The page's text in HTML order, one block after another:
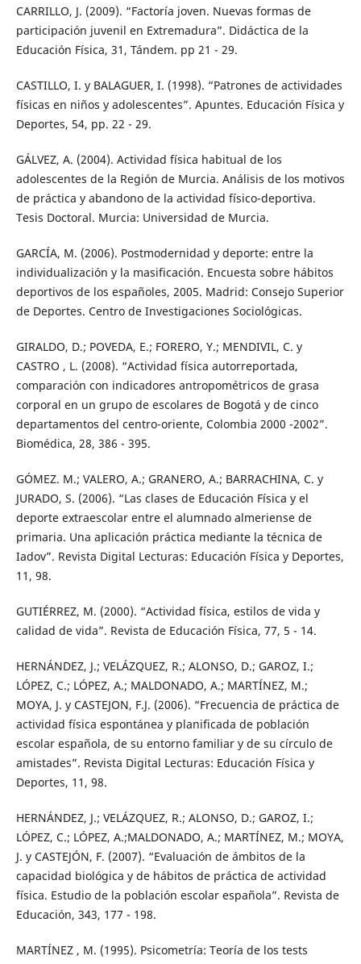
CARRILLO, J. (2009). “Factoría joven. Nuevas formas de
participación juvenil en Extremadura”. Didáctica de la
Educación Física, 31, Tándem. pp 21 - 29.
CASTILLO, I. y BALAGUER, I. (1998). “Patrones de actividades
físicas en niños y adolescentes”. Apuntes. Educación Física y
Deportes, 54, pp. 22 - 29.
GÁLVEZ, A. (2004). Actividad física habitual de los
adolescentes de la Región de Murcia. Análisis de los motivos
de práctica y abandono de la actividad físico-deportiva.
Tesis Doctoral. Murcia: Universidad de Murcia.
GARCÍA, M. (2006). Postmodernidad y deporte: entre la
individualización y la masificación. Encuesta sobre hábitos
deportivos de los españoles, 2005. Madrid: Consejo Superior
de Deportes. Centro de Investigaciones Sociológicas.
GIRALDO, D.; POVEDA, E.; FORERO, Y.; MENDIVIL, C. y
CASTRO , L. (2008). “Actividad física autorreportada,
comparación con indicadores antropométricos de grasa
corporal en un grupo de escolares de Bogotá y de cinco
departamentos del centro-oriente, Colombia 2000 -2002”.
Biomédica, 28, 386 - 395.
GÓMEZ. M.; VALERO, A.; GRANERO, A.; BARRACHINA, C. y
JURADO, S. (2006). “Las clases de Educación Física y el
deporte extraescolar entre el alumnado almeriense de
primaria. Una aplicación práctica mediante la técnica de
Iadov”. Revista Digital Lecturas: Educación Física y Deportes,
11, 98.
GUTIÉRREZ, M. (2000). “Actividad física, estilos de vida y
calidad de vida”. Revista de Educación Física, 77, 5 - 14.
HERNÁNDEZ, J.; VELÁZQUEZ, R.; ALONSO, D.; GAROZ, I.;
LÓPEZ, C.; LÓPEZ, A.; MALDONADO, A.; MARTÍNEZ, M.;
MOYA, J. y CASTEJON, F.J. (2006). “Frecuencia de práctica de
actividad física espontánea y planificada de población
escolar española, de su entorno familiar y de su círculo de
amistades”. Revista Digital Lecturas: Educación Física y
Deportes, 11, 98.
HERNÁNDEZ, J.; VELÁZQUEZ, R.; ALONSO, D.; GAROZ, I.;
LÓPEZ, C.; LÓPEZ, A.;MALDONADO, A.; MARTÍNEZ, M.; MOYA,
J. y CASTEJÓN, F. (2007). “Evaluación de ámbitos de la
capacidad biológica y de hábitos de práctica de actividad
física. Estudio de la población escolar española”. Revista de
Educación, 343, 177 - 198.
MARTÍNEZ , M. (1995). Psicometría: Teoría de los tests